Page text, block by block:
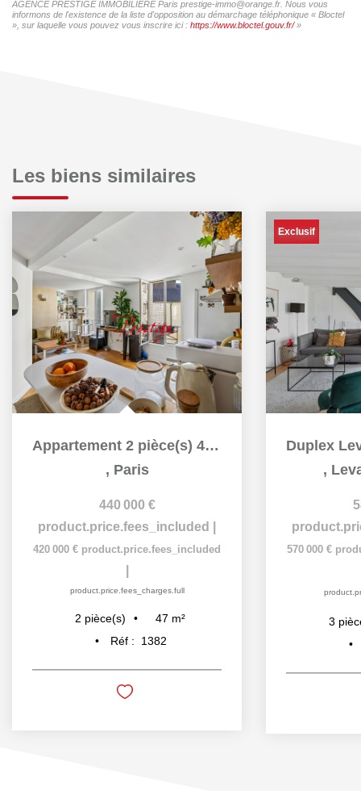
AGENCE PRESTIGE IMMOBILIERE Paris prestige-immo@orange.fr. Nous vous
informons de l'existence de la liste d'opposition au démarchage téléphonique « Bloctel
», sur laquelle vous pouvez vous inscrire ici : https://www.bloctel.gouv.fr/»
Les biens similaires
Appartement 2 pièce(s) 47m2
, Paris
440 000 €
product.price.fees_included
420 000 € product.price.fees_included
product.price.fees_charges.full
2 pièce(s) 47 m²
Réf :
1382
Exclusif
,
570 000 €
3